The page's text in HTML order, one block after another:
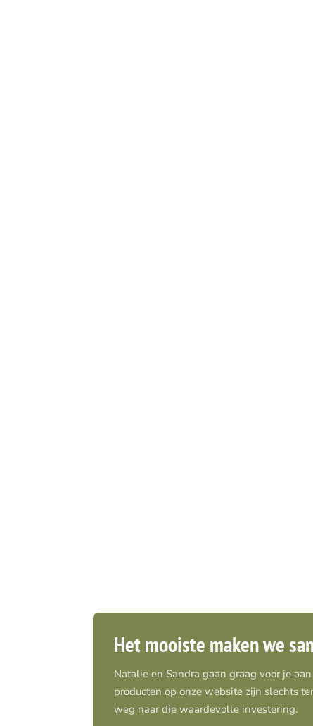
Het mooiste maken we
Natalie en Sandra gaan graag voor je
producten op onze website zijn slechts
weg naar die waardevolle investering.